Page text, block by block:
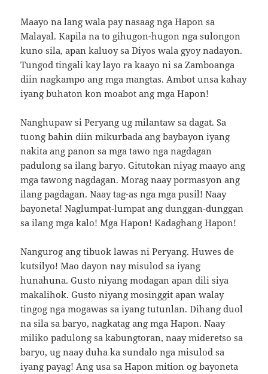
Maayo na lang wala pay nasaag nga Hapon sa
Malayal. Kapila na to gihugon-hugon nga sulongon
kuno sila, apan kaluoy sa Diyos wala gyoy nadayon.
Tungod tingali kay layo ra kaayo ni sa Zamboanga
diin nagkampo ang mga mangtas. Ambot unsa kahay
iyang buhaton kon moabot ang mga Hapon!
Nanghupaw si Peryang ug milantaw sa dagat. Sa
tuong bahin diin mikurbada ang baybayon iyang
nakita ang panon sa mga tawo nga nagdagan
padulong sa ilang baryo. Gitutokan niyag maayo ang
mga tawong nagdagan. Morag naay pormasyon ang
ilang pagdagan. Naay tag-as nga mga pusil! Naay
bayoneta! Naglumpat-lumpat ang dunggan-dunggan
sa ilang mga kalo! Mga Hapon! Kadaghang Hapon!
Nangurog ang tibuok lawas ni Peryang. Huwes de
kutsilyo! Mao dayon nay misulod sa iyang
hunahuna. Gusto niyang modagan apan dili siya
makalihok. Gusto niyang mosinggit apan walay
tingog nga mogawas sa iyang tutunlan. Dihang duol
na sila sa baryo, nagkatag ang mga Hapon. Naay
miliko padulong sa kabungtoran, naay mideretso sa
baryo, ug naay duha ka sundalo nga misulod sa
iyang payag! Ang usa sa Hapon mition og bayoneta